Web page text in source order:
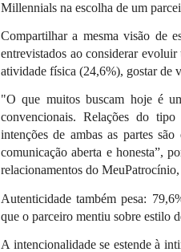
Millennials na escolha de um
Compartilhar a mesma visão de
entrevistados ao considerar
atividade física (24,6%), gostar de
"O que muitos buscam hoje é
convencionais. Relações do
intenções de ambas as partes
comunicação aberta e honesta”,
relacionamentos do MeuPatrocínio,
Autenticidade também pesa:
que o parceiro mentiu sobre estilo
A intencionalidade se estende à